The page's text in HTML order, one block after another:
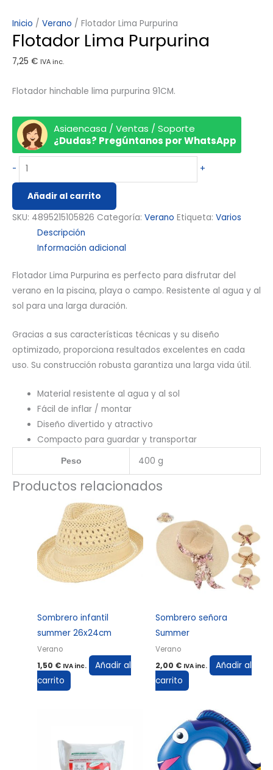
Inicio / Verano / Flotador Lima Purpurina
Flotador Lima Purpurina
7,25 € IVA inc.
Flotador hinchable lima purpurina 91CM.
Asiaencasa / Ventas / Soporte
¿Dudas? Pregúntanos por WhatsApp
- +
Añadir al carrito
SKU: 4895215105826 Categoría: Verano Etiqueta: Varios
Descripción
Información adicional
Flotador Lima Purpurina es perfecto para disfrutar del
verano en la piscina, playa o campo. Resistente al agua y al
sol para una larga duración.
Gracias a sus características técnicas y su diseño
optimizado, proporciona resultados excelentes en cada
uso. Su construcción robusta garantiza una larga vida útil.
Material resistente al agua y al sol
Fácil de inflar / montar
Diseño divertido y atractivo
Compacto para guardar y transportar
Peso 400 g
Productos relacionados
Sombrero infantil
summer 26x24cm
Verano
1,50 € IVA inc.
Añadir al
carrito
Sombrero señora
Summer
Verano
2,00 € IVA inc.
Añadir al
carrito